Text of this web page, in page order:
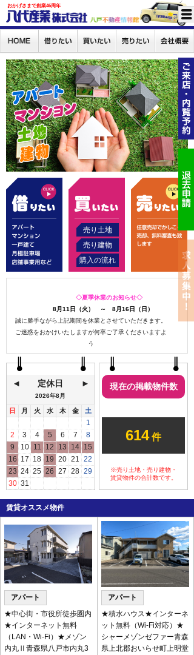
おかげさまで創業46周年
売り土地
売り建物
購入の流れ
◇夏季休業のお知らせ◇
8月11日（火） ～ 8月16日（日）
誠に勝手ながら上記期間を休業とさせていただきます。
ご迷惑をおかけいたしますが何卒ご了承くださいますよ
う
お願い申し上げます。
ご予約なしのご来店も
大歓迎です
いつでも気軽にお立ち寄り
ください。
ご都合の良いタイミングでお越し
いただく際には、ご予約いただけ
るとスムーズにご案内できます。
事前ご来店のご予約はこ
ちら→ご来店・内見予約
キャンペーン物件のお知ら
せ
家賃・初期費用見直しやフリーレント付の物件です。
対象物件は
こちら】
◇2月、3月定休日のお知らせ◇
定休日
2026年8月
日 月 火 水 木 金 土
1
2
3 4 5 6 7
8
9
10 11 12 13 14 15
16 17 18 19 20 21
22
23 24 25 26 27 28 29
30 31
現在の掲載物件数
614件
※売り土地・売り建物・
賃貸物件の合計数です。
賃貸オススメ物件
アパート
★中心街・市役所徒歩圏内
★インターネット無料
（LAN・Wi-Fi）★メゾン
内丸Ⅱ青森県八戸市内丸3
アパート
★積水ハウス★インターネ
ット無料（Wi-Fi対応）★
シャーメゾンゼファー青森
県上北郡おいらせ町上明堂